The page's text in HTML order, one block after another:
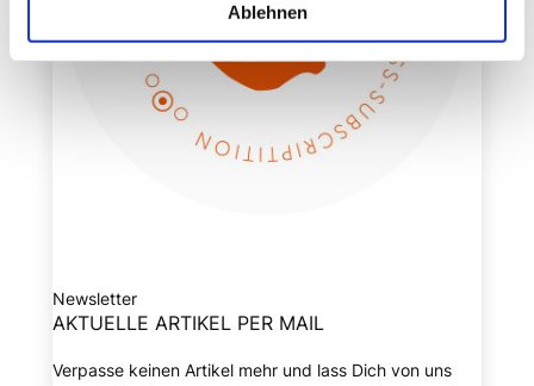
Ablehnen
Newsletter
AKTUELLE ARTIKEL PER MAIL
Verpasse keinen Artikel mehr und lass Dich von uns